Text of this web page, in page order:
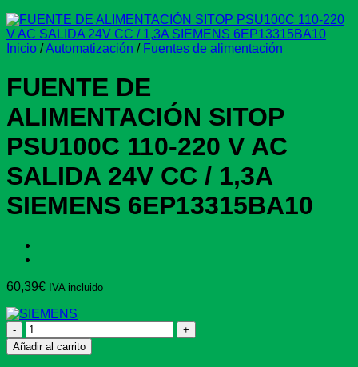
Inicio /Automatización / Fuentes de alimentación
FUENTE DE
ALIMENTACIÓN SITOP
PSU100C 110-220 V AC
SALIDA 24V CC / 1,3A
SIEMENS 6EP13315BA10
60,39€ IVA incluido
FUENTE
DE
ALIMENTACIÓN
Añadir al carrito